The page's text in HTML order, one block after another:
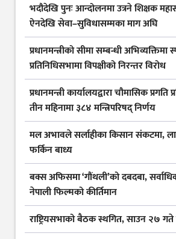
भदौदेखि पुनः आन्दोलनमा उत्रने शिक्षक
ऐनदेखि सेवा–सुविधासम्मका माग अघि
प्रधानमन्त्रीको सीमा सम्बन्धी अभिव्यक्तिमा
प्रतिनिधिसभामा विपक्षीको निरन्तर विरोध
प्रधानमन्त्री कार्यालयद्वारा चौमासिक
तीन महिनामा ३८४ मन्त्रिपरिषद् निर्णय
मल अभावले सर्लाहीका किसान संकटमा,
फर्किन बाध्य
बक्स अफिसमा ‘गौंथली’को दबदबा,
नेपाली फिल्मको कीर्तिमान
राष्ट्रियसभाको बैठक स्थगित, साउन २७